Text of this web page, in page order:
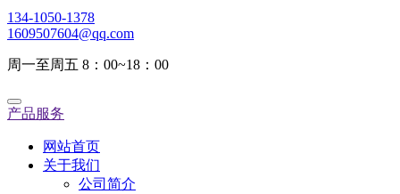
134-1050-1378
1609507604@qq.com
周一至周五 8：00~18：00
产品服务
网站首页
关于我们
公司简介